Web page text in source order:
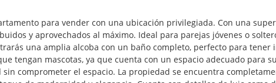
para vender con una ubicación privilegiada. Con una
y aprovechados al máximo. Ideal para parejas jóvenes o
una amplia alcoba con un baño completo, perfecto para
tengan mascotas, ya que cuenta con un espacio adecuado para
comprometer el espacio. La propiedad se encuentra